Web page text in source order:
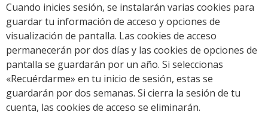
Cuando inicies sesión, se instalarán varias cookies para
guardar tu información de acceso y opciones de
visualización de pantalla. Las cookies de acceso
permanecerán por dos días y las cookies de opciones de
pantalla se guardarán por un año. Si seleccionas
«Recuérdarme» en tu inicio de sesión, estas se
guardarán por dos semanas. Si cierra la sesión de tu
cuenta, las cookies de acceso se eliminarán.